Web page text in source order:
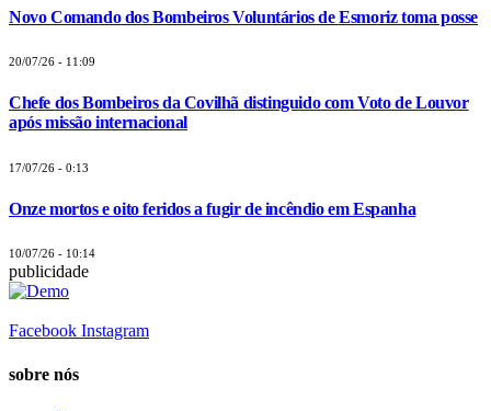
Novo Comando dos Bombeiros Voluntários de Esmoriz toma posse
20/07/26 - 11:09
Chefe dos Bombeiros da Covilhã distinguido com Voto de Louvor
após missão internacional
17/07/26 - 0:13
Onze mortos e oito feridos a fugir de incêndio em Espanha
10/07/26 - 10:14
publicidade
Facebook Instagram
sobre nós